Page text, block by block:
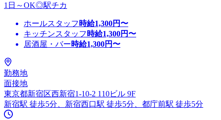
1日～OK◎駅チカ
ホールスタッフ 時給1,300円〜
キッチンスタッフ 時給1,300円〜
居酒屋・バー時給1,300円〜
勤務地
面接地
東京都新宿区西新宿1-10-2 110ビル 9F
新宿駅 徒歩5分、新宿西口駅 徒歩5分、都庁前駅 徒歩5分